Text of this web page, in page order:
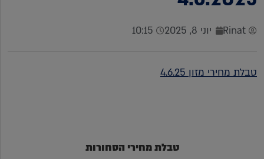
Rinat יוני 8, 2025 10:15
טבלת מחירי מזון 4.6.25
טבלת מחירי הסחורות